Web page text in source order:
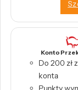
Konto
Do 200 zł
konta